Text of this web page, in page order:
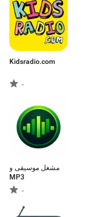
Kidsradio.com
-
مشغل موسيقى و
MP3
-